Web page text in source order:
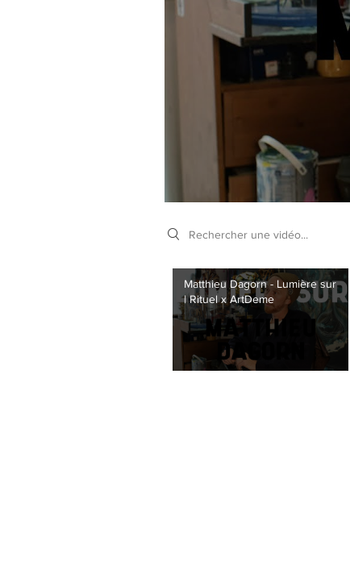
Search videos
Matthieu Dagorn - Lumière sur
| Rituel x ArtDeme